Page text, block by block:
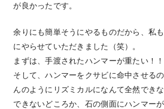
が良かったです。
余りにも簡単そうにやるものだから、私
にやらせていただきました（笑）。
まずは、手渡されたハンマーが重たい！！
そして、ハンマーをクサビに命中させる
んのようにリズミカルになんて全然できな
できないどころか、石の側面にハンマー